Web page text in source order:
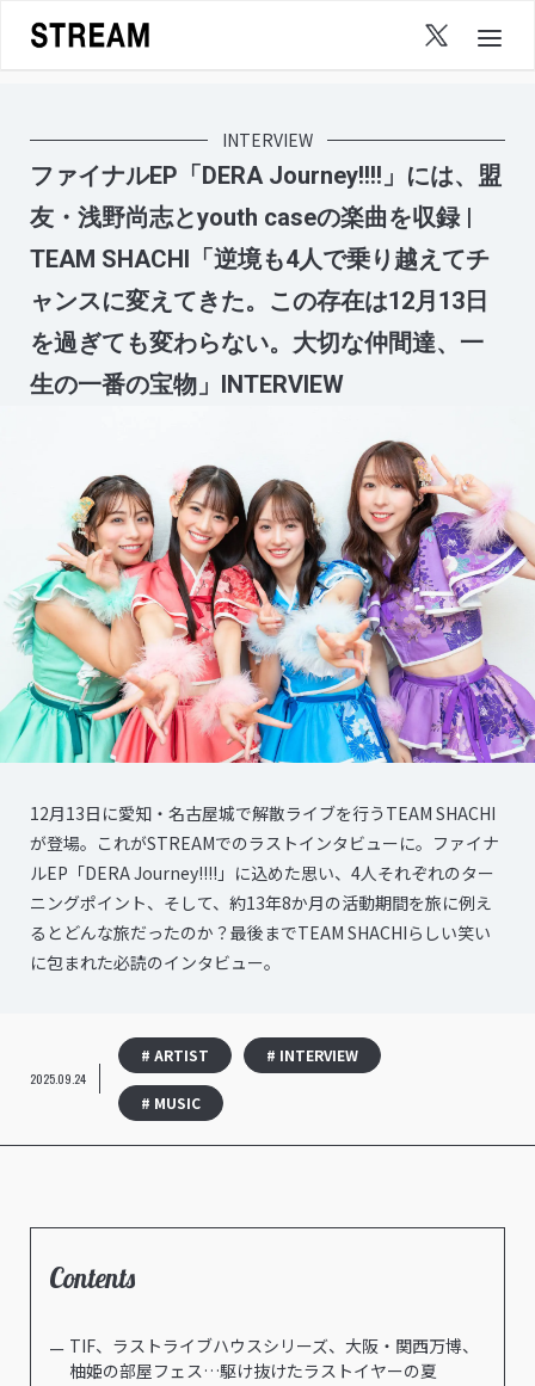
content
INTERVIEW
ファイナルEP「DERA Journey!!!!」には、盟
友・浅野尚志とyouth caseの楽曲を収録 |
TEAM SHACHI「逆境も4人で乗り越えてチ
ャンスに変えてきた。この存在は12月13日
を過ぎても変わらない。大切な仲間達、一
生の一番の宝物」INTERVIEW
12月13日に愛知・名古屋城で解散ライブを行うTEAM SHACHI
が登場。これがSTREAMでのラストインタビューに。ファイナ
ルEP「DERA Journey!!!!」に込めた思い、4人それぞれのター
ニングポイント、そして、約13年8か月の活動期間を旅に例え
るとどんな旅だったのか？最後までTEAM SHACHIらしい笑い
に包まれた必読のインタビュー。
2025.09.24
# ARTIST # INTERVIEW
# MUSIC
Contents
TIF、ラストライブハウスシリーズ、大阪・関西万博、
柚姫の部屋フェス…駆け抜けたラストイヤーの夏